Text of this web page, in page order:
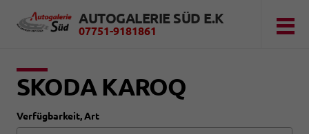
AUTOGALERIE SÜD E.K
07751-9181861
SKODA KAROQ
Verfügbarkeit, Art